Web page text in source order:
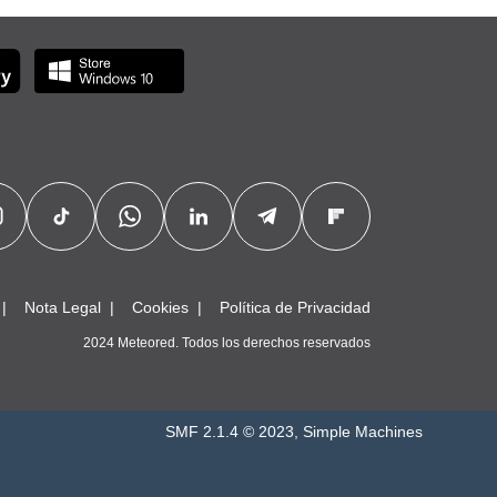
Nota Legal Cookies Política de Privacidad
2024 Meteored. Todos los derechos reservados
SMF 2.1.4 © 2023, Simple Machines